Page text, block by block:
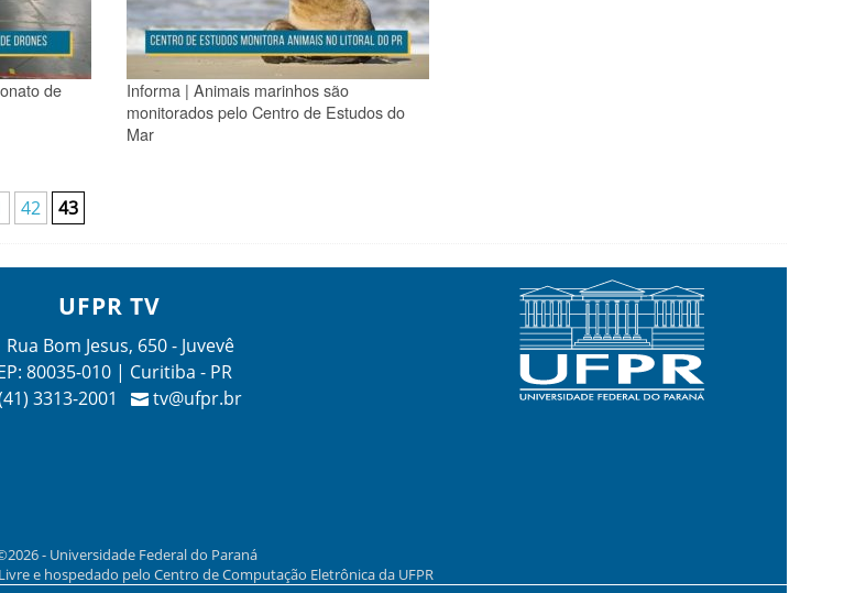
de
Informa | Animais marinhos são
monitorados pelo Centro de Estudos do
Mar
42 43
UFPR TV
Rua Bom Jesus, 650 - Juvevê
80035-010 | Curitiba - PR
3313-2001
tv@ufpr.br
- Universidade Federal do Paraná
e hospedado pelo Centro de Computação Eletrônica da UFPR